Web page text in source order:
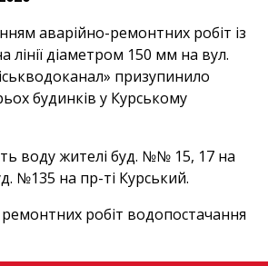
аварійно-ремонтних робіт із
лінії діаметром 150 мм на вул.
призупинило
будинків у Курському
воду жителі буд. №№ 15, 17 на
№135 на пр-ті Курський.
робіт водопостачання